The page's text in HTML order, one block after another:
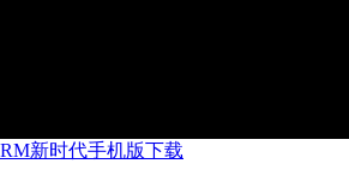
RM新时代手机版下载